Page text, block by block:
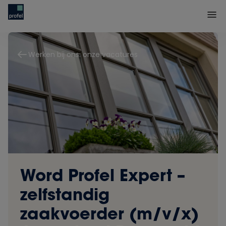
Werken bij ons: onze vacatures
Word Profel Expert –
zelfstandig
zaakvoerder (m/v/x)